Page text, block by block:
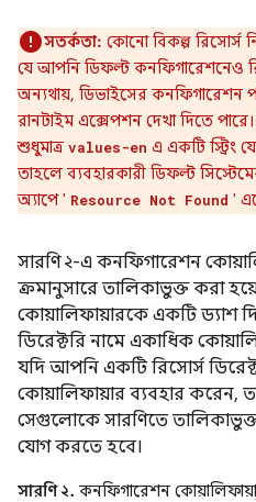
সতর্কতা: কোনো বিকল্প রিসোর্স
যে আপনি ডিফল্ট কনফিগারেশনেও
অন্যথায়, ডিভাইসের কনফিগারেশন
রানটাইম এক্সেপশন দেখা দিতে
শুধুমাত্র values-en এ একটি স্ট্রিং
তাহলে ব্যবহারকারী ডিফল্ট
অ্যাপে ' Resource Not Found '
সারণি ২-এ কনফিগারেশন
ক্রমানুসারে তালিকাভুক্ত করা
কোয়ালিফায়ারকে একটি ড্যাশ
ডিরেক্টরি নামে একাধিক
যদি আপনি একটি রিসোর্স
কোয়ালিফায়ার ব্যবহার
সেগুলোকে সারণিতে তালিকাভুক্ত
যোগ করতে হবে।
সারণি ২. কনফিগারেশন